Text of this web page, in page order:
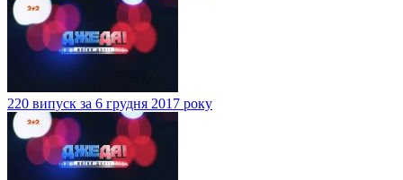
220 випуск за 6 грудня 2017 року